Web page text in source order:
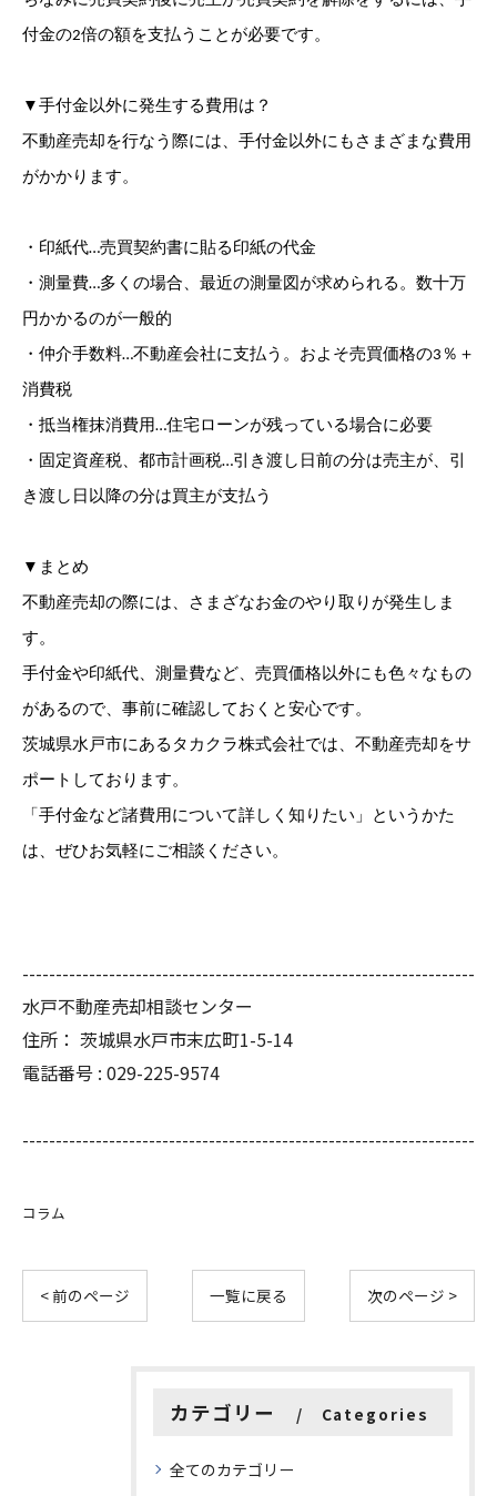
付金の2倍の額を支払うことが必要です。
▼手付金以外に発生する費用は？
不動産売却を行なう際には、手付金以外にもさまざまな費用
がかかります。
・印紙代…売買契約書に貼る印紙の代金
・測量費…多くの場合、最近の測量図が求められる。数十万
円かかるのが一般的
・仲介手数料…不動産会社に支払う。およそ売買価格の3％＋
消費税
・抵当権抹消費用…住宅ローンが残っている場合に必要
・固定資産税、都市計画税…引き渡し日前の分は売主が、引
き渡し日以降の分は買主が支払う
▼まとめ
不動産売却の際には、さまざなお金のやり取りが発生しま
す。
手付金や印紙代、測量費など、売買価格以外にも色々なもの
があるので、事前に確認しておくと安心です。
茨城県水戸市にあるタカクラ株式会社では、不動産売却をサ
ポートしております。
「手付金など諸費用について詳しく知りたい」というかた
は、ぜひお気軽にご相談ください。
--------------------------------------------------------------------
水戸不動産売却相談センター
住所： 茨城県水戸市末広町1-5-14
電話番号 : 029-225-9574
--------------------------------------------------------------------
コラム
< 前のページ 一覧に戻る 次のページ >
カテゴリー Categories
全てのカテゴリー